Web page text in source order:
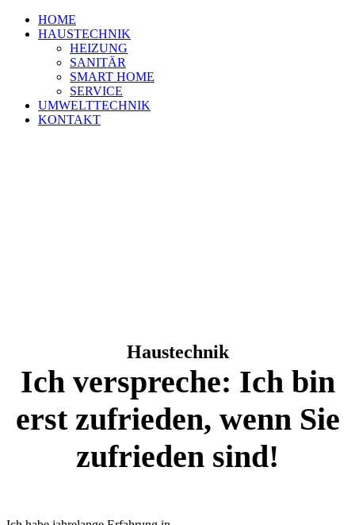
HOME
HAUSTECHNIK
HEIZUNG
SANITÄR
SMART HOME
SERVICE
UMWELTTECHNIK
KONTAKT
Haustechnik
Ich verspreche: Ich bin
erst zufrieden, wenn Sie
zufrieden sind!